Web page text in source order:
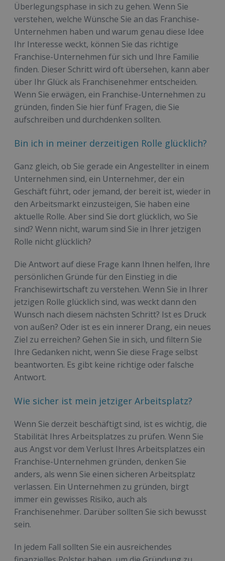
Überlegungsphase in sich zu gehen. Wenn Sie
verstehen, welche Wünsche Sie an das Franchise-
Unternehmen haben und warum genau diese Idee
Ihr Interesse weckt, können Sie das richtige
Franchise-Unternehmen für sich und Ihre Familie
finden. Dieser Schritt wird oft übersehen, kann aber
über Ihr Glück als Franchisenehmer entscheiden.
Wenn Sie erwägen, ein Franchise-Unternehmen zu
gründen, finden Sie hier fünf Fragen, die Sie
aufschreiben und durchdenken sollten.
Bin ich in meiner derzeitigen Rolle glücklich?
Ganz gleich, ob Sie gerade ein Angestellter in einem
Unternehmen sind, ein Unternehmer, der ein
Geschäft führt, oder jemand, der bereit ist, wieder in
den Arbeitsmarkt einzusteigen, Sie haben eine
aktuelle Rolle. Aber sind Sie dort glücklich, wo Sie
sind? Wenn nicht, warum sind Sie in Ihrer jetzigen
Rolle nicht glücklich?
Die Antwort auf diese Frage kann Ihnen helfen, Ihre
persönlichen Gründe für den Einstieg in die
Franchisewirtschaft zu verstehen. Wenn Sie in Ihrer
jetzigen Rolle glücklich sind, was weckt dann den
Wunsch nach diesem nächsten Schritt? Ist es Druck
von außen? Oder ist es ein innerer Drang, ein neues
Ziel zu erreichen? Gehen Sie in sich, und filtern Sie
Ihre Gedanken nicht, wenn Sie diese Frage selbst
beantworten. Es gibt keine richtige oder falsche
Antwort.
Wie sicher ist mein jetziger Arbeitsplatz?
Wenn Sie derzeit beschäftigt sind, ist es wichtig, die
Stabilität Ihres Arbeitsplatzes zu prüfen. Wenn Sie
aus Angst vor dem Verlust Ihres Arbeitsplatzes ein
Franchise-Unternehmen gründen, denken Sie
anders, als wenn Sie einen sicheren Arbeitsplatz
verlassen. Ein Unternehmen zu gründen, birgt
immer ein gewisses Risiko, auch als
Franchisenehmer. Darüber sollten Sie sich bewusst
sein.
In jedem Fall sollten Sie ein ausreichendes